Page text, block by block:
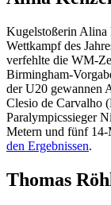
Kugelstoßerin Alina
Wettkampf des
verfehlte die WM-
Birmingham-
der U20 gewannen
Clesio de Carvalho
Paralympicssieger
Metern und fünf 14-
den Ergebnissen.
Thomas